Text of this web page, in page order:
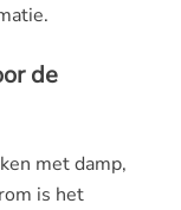
de
met damp,
is het